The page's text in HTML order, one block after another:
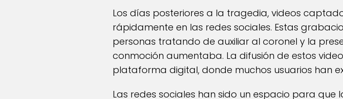
Los días posteriores a la tragedia, videos
rápidamente en las redes sociales. Estas
personas tratando de auxiliar al coronel y la
conmoción aumentaba. La difusión de estos
plataforma digital, donde muchos usuarios han
Las redes sociales han sido un espacio para